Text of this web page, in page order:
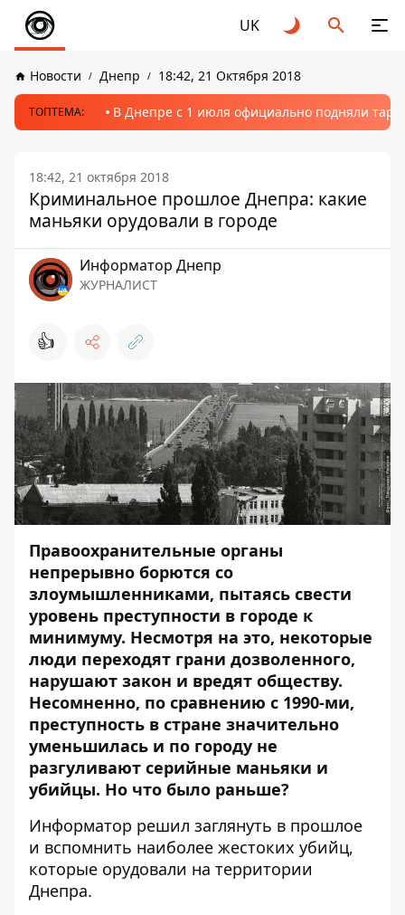
UK
Новости Днепр 18:42, 21 Октября 2018
ТОПТЕМА: В Днепре с 1 июля официально подняли
18:42, 21 октября 2018
Криминальное прошлое Днепра: какие
маньяки орудовали в городе
Информатор Днепр
ЖУРНАЛИСТ
👍
Правоохранительные органы
непрерывно борются со
злоумышленниками, пытаясь свести
уровень преступности в городе к
минимуму. Несмотря на это, некоторые
люди переходят грани дозволенного,
нарушают закон и вредят обществу.
Несомненно, по сравнению с 1990-ми,
преступность в стране значительно
уменьшилась и по городу не
разгуливают серийные маньяки и
убийцы. Но что было раньше?
Информатор решил заглянуть в прошлое
и вспомнить наиболее жестоких убийц,
которые орудовали на территории
Днепра.